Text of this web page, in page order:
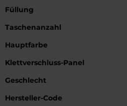
Füllung
Taschenanzahl
Hauptfarbe
Klettverschluss-Panel
Geschlecht
Hersteller-Code